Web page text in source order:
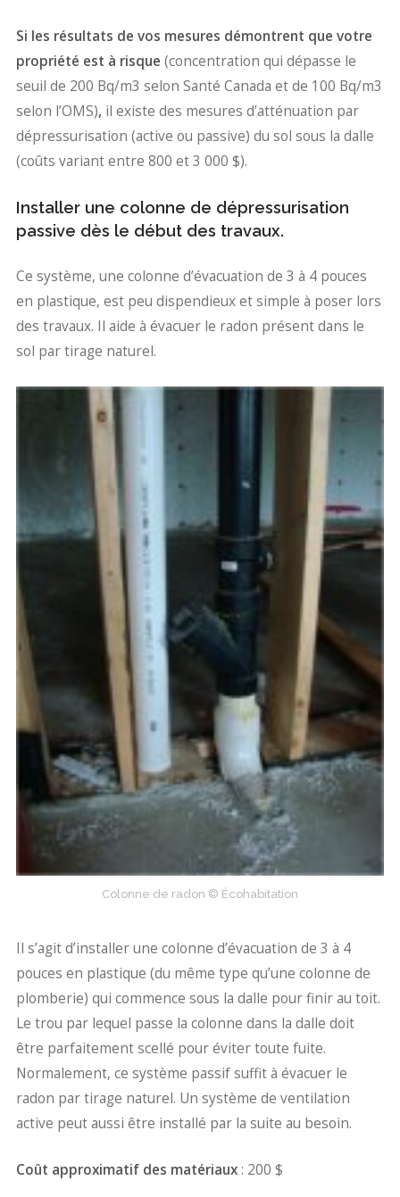
Si les résultats de vos mesures démontrent que votre
propriété est à risque (concentration qui dépasse le
seuil de 200 Bq/m3 selon Santé Canada et de 100 Bq/m3
selon l’OMS), il existe des mesures d’atténuation par
dépressurisation (active ou passive) du sol sous la dalle
(coûts variant entre 800 et 3 000 $).
Installer une colonne de dépressurisation
passive dès le début des travaux.
Ce système, une colonne d’évacuation de 3 à 4 pouces
en plastique, est peu dispendieux et simple à poser lors
des travaux. Il aide à évacuer le radon présent dans le
sol par tirage naturel.
Colonne de radon © Écohabitation
Il s’agit d’installer une colonne d’évacuation de 3 à 4
pouces en plastique (du même type qu’une colonne de
plomberie) qui commence sous la dalle pour finir au toit.
Le trou par lequel passe la colonne dans la dalle doit
être parfaitement scellé pour éviter toute fuite.
Normalement, ce système passif suffit à évacuer le
radon par tirage naturel. Un système de ventilation
active peut aussi être installé par la suite au besoin.
Coût approximatif des matériaux : 200 $